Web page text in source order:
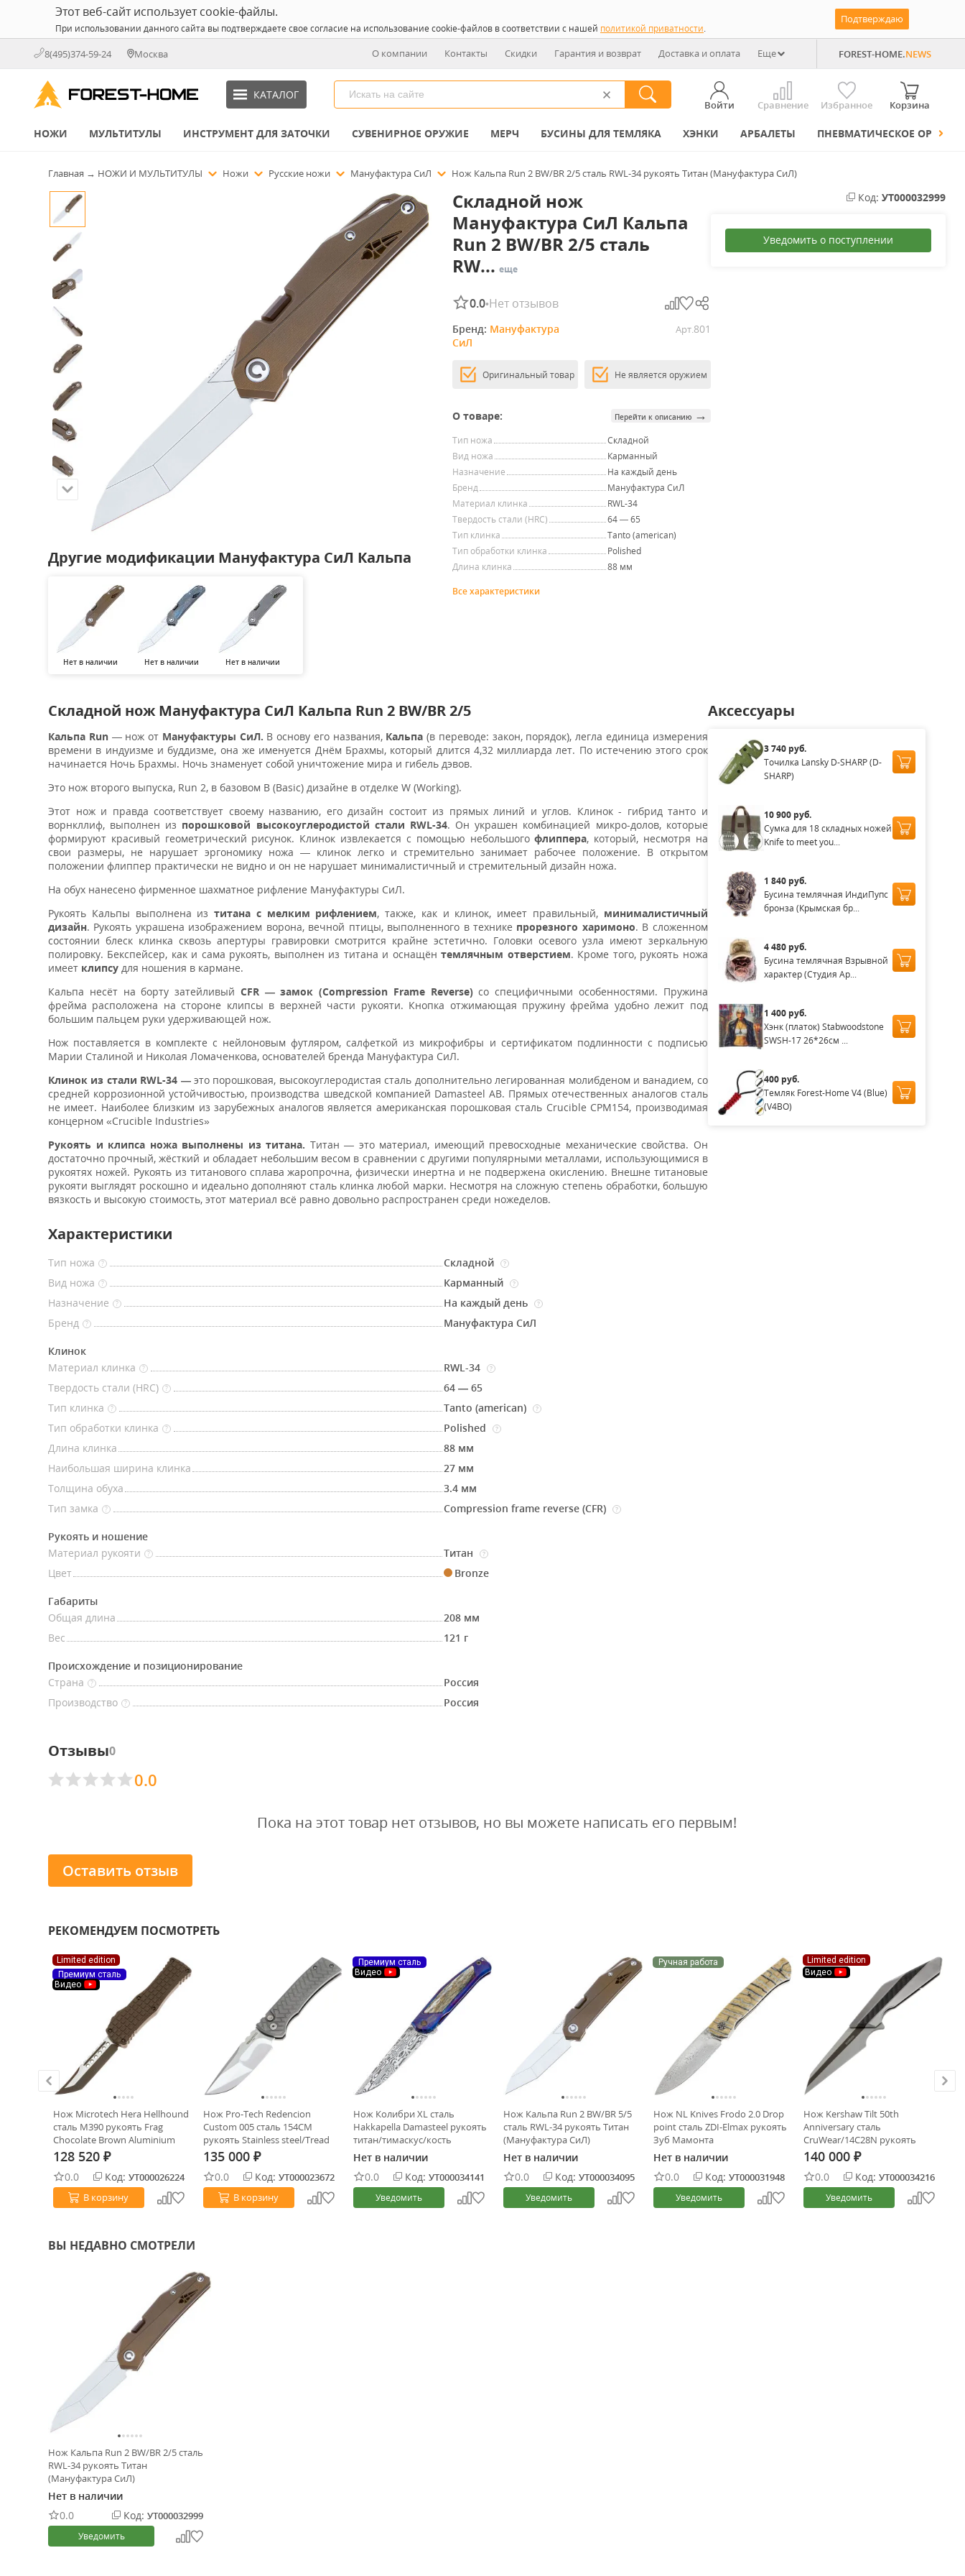
Этот веб-сайт использует cookie-файлы.
При использовании данного сайта вы подтверждаете свое согласие на использование cookie-файлов в соответствии с нашей политикой приватности.
Подтверждаю
8(495)374-59-24 Москва О компании Контакты Скидки Гарантия и возврат Доставка и оплата Еще FOREST-HOME.NEWS
КАТАЛОГ
Войти Сравнение Избранное Корзина
НОЖИ МУЛЬТИТУЛЫ ИНСТРУМЕНТ ДЛЯ ЗАТОЧКИ СУВЕНИРНОЕ ОРУЖИЕ МЕРЧ БУСИНЫ ДЛЯ ТЕМЛЯКА ХЭНКИ АРБАЛЕТЫ ПНЕВМАТИЧЕСКОЕ ОРУЖИЕ
Главная → НОЖИ И МУЛЬТИТУЛЫ Ножи Русские ножи Мануфактура СиЛ Нож Кальпа Run 2 BW/BR 2/5 сталь RWL-34 рукоять Титан (Мануфактура СиЛ)
Другие модификации Мануфактура СиЛ Кальпа
Нет в наличии Нет в наличии Нет в наличии
Складной нож
Мануфактура СиЛ Кальпа
Run 2 BW/BR 2/5 сталь
RW... еще
0.0•Нет отзывов
Бренд: Мануфактура
СиЛ
Арт.801
Оригинальный товар Не является оружием
О товаре: Перейти к описанию →
Тип ножа
Складной
Вид ножа
Карманный
Назначение
На каждый день
Бренд
Мануфактура СиЛ
Материал клинка
RWL-34
Твердость стали (HRC)
64 — 65
Тип клинка
Tanto (american)
Тип обработки клинка
Polished
Длина клинка
88 мм
Все характеристики
Код: УТ000032999
Уведомить о поступлении
Складной нож Мануфактура СиЛ Кальпа Run 2 BW/BR 2/5
Кальпа Run— нож от Мануфактуры СиЛ. В основу его названия, Кальпа(в переводе: закон, порядок), легла единица измерения
времени в индуизме и буддизме, она же именуется Днём Брахмы, который длится 4,32 миллиарда лет. По истечению этого срок
начинается Ночь Брахмы. Ночь знаменует собой уничтожение мира и гибель дэвов.
Это нож второго выпуска, Run 2, в базовом B (Basic) дизайне в отделке W (Working).
Этот нож и правда соответствует своему названию, его дизайн состоит из прямых линий и углов. Клинок - гибрид танто и
ворнкллиф, выполнен из порошковой высокоуглеродистой стали RWL-34. Он украшен комбинацией микро-долов, которые
формируют красивый геометрический рисунок. Клинок извлекается с помощью небольшогофлиппера, который, несмотря на
свои размеры, не нарушает эргономику ножа — клинок легко и стремительно занимает рабочее положение. В открытом
положении флиппер практически не видно и он не нарушает минималистичный и стремительный дизайн ножа.
На обух нанесено фирменное шахматное рифление Мануфактуры СиЛ.
Рукоять Кальпы выполнена изтитана с мелким рифлением, также, как и клинок, имеет правильный, минималистичный
дизайн. Рукоять украшена изображением ворона, вечной птицы, выполненного в технике прорезного харимоно. В сложенном
состоянии блеск клинка сквозь апертуры гравировки смотрится крайне эстетично. Головки осевого узла имеют зеркальную
полировку. Бекспейсер, как и сама рукоять, выполнен из титана и оснащёнтемлячным отверстием. Кроме того, рукоять ножа
имеет клипсу для ношения в кармане.
Кальпа несёт на борту затейливый CFR — замок (Compression Frame Reverse)со специфичными особенностями. Пружина
фрейма расположена на стороне клипсы в верхней части рукояти. Кнопка отжимающая пружину фрейма удобно лежит под
большим пальцем руки удерживающей нож.
Нож поставляется в комплекте с нейлоновым футляром, салфеткой из микрофибры и сертификатом подлинности с подписью
Марии Сталиной и Николая Ломаченкова, основателей бренда Мануфактура СиЛ.
Клинок из стали RWL-34 —это порошковая, высокоуглеродистая сталь дополнительно легированная молибденом и ванадием, со
средней коррозионной устойчивостью, производства шведской компанией Damasteel AB. Прямых отечественных аналогов сталь
не имеет. Наиболее близким из зарубежных аналогов является американская порошковая сталь Crucible CPM154, производимая
концерном «Crucible Industries»
Рукоять и клипса ножа выполнены из титана. Титан — это материал, имеющий превосходные механические свойства. Он
достаточно прочный, жёсткий и обладает небольшим весом в сравнении с другими популярными металлами, использующимися в
рукоятях ножей. Рукоять из титанового сплава жаропрочна, физически инертна и не подвержена окислению. Внешне титановые
рукояти выглядят роскошно и идеально дополняют сталь клинка любой марки. Несмотря на сложную степень обработки, большую
вязкость и высокую стоимость, этот материал всё равно довольно распространен среди ножеделов.
Характеристики
Тип ножа ? Складной ?
Вид ножа ? Карманный ?
Назначение ? На каждый день ?
Бренд ? Мануфактура СиЛ
Клинок
Материал клинка
? RWL-34 ?
Твердость стали (HRC) ?
64 — 65
Тип клинка
? Tanto (american) ?
Тип обработки клинка ? Polished ?
Длина клинка
88 мм
Наибольшая ширина клинка
27 мм
Толщина обуха
3.4 мм
Тип замка
? Compression frame reverse (CFR) ?
Рукоять и ношение
Материал рукояти
? Титан ?
Цвет Bronze
Габариты
Общая длина
208 мм
Вес
121 г
Происхождение и позиционирование
Страна
?
Россия
Производство
? Россия
Аксессуары
3 740 руб.
Точилка Lansky D-SHARP (D-
SHARP)
10 900 руб.
Сумка для 18 складных ножей
Knife to meet you...
1 840 руб.
Бусина темлячная ИндиПупс
бронза (Крымская бр...
4 480 руб.
Бусина темлячная Взрывной
характер (Студия Ap...
1 400 руб.
Хэнк (платок) Stabwoodstone
SWSH-17 26*26см ...
400 руб.
Темляк Forest-Home V4 (Blue)
(V4BO)
Отзывы0
0.0
Пока на этот товар нет отзывов, но вы можете написать его первым!
Оставить отзыв
РЕКОМЕНДУЕМ ПОСМОТРЕТЬ
Limited edition
Премиум сталь
Видео
Нож Microtech Hera Hellhound
сталь M390 рукоять Frag
Chocolate Brown Aluminium
(919-1FRCCHS)
128 520 ₽
0.0 Код: УТ000026224
В корзину
Нож Pro-Tech Redencion
Custom 005 сталь 154CM
рукоять Stainless steel/Tread
pattern
135 000 ₽
0.0 Код: УТ000023672
В корзину
Премиум сталь
Видео
Нож Колибри XL сталь
Hakkapella Damasteel рукоять
титан/тимаскус/кость
(Чебурков А.И.)
Нет в наличии
0.0
Код: УТ000034141
Уведомить
Нож Кальпа Run 2 BW/BR 5/5
сталь RWL-34 рукоять Титан
(Мануфактура СиЛ)
Нет в наличии
0.0
Код: УТ000034095
Уведомить
Ручная работа
Нож NL Knives Frodo 2.0 Drop
point сталь ZDI-Elmax рукоять
Зуб Мамонта
Нет в наличии
0.0
Код: УТ000031948
Уведомить
Limited edition
Видео
Нож Kershaw Tilt 50th
Anniversary cталь
CruWear/14C28N рукоять
Titanium/Carbon Fiber (7424)
140 000 ₽
0.0 Код: УТ000034216
Уведомить
ВЫ НЕДАВНО СМОТРЕЛИ
Нож Кальпа Run 2 BW/BR 2/5 сталь
RWL-34 рукоять Титан
(Мануфактура СиЛ)
Нет в наличии
0.0
Код: УТ000032999
Уведомить